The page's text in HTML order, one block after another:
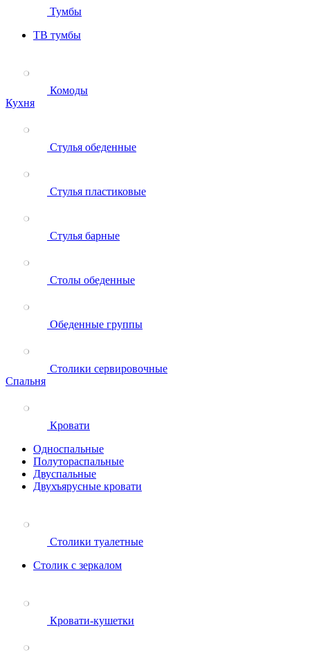
Тумбы
ТВ тумбы
Комоды
Кухня
Стулья обеденные
Стулья пластиковые
Стулья барные
Столы обеденные
Обеденные группы
Столики сервировочные
Спальня
Кровати
Односпальные
Полутораспальные
Двуспальные
Двухъярусные кровати
Столики туалетные
Столик с зеркалом
Кровати-кушетки